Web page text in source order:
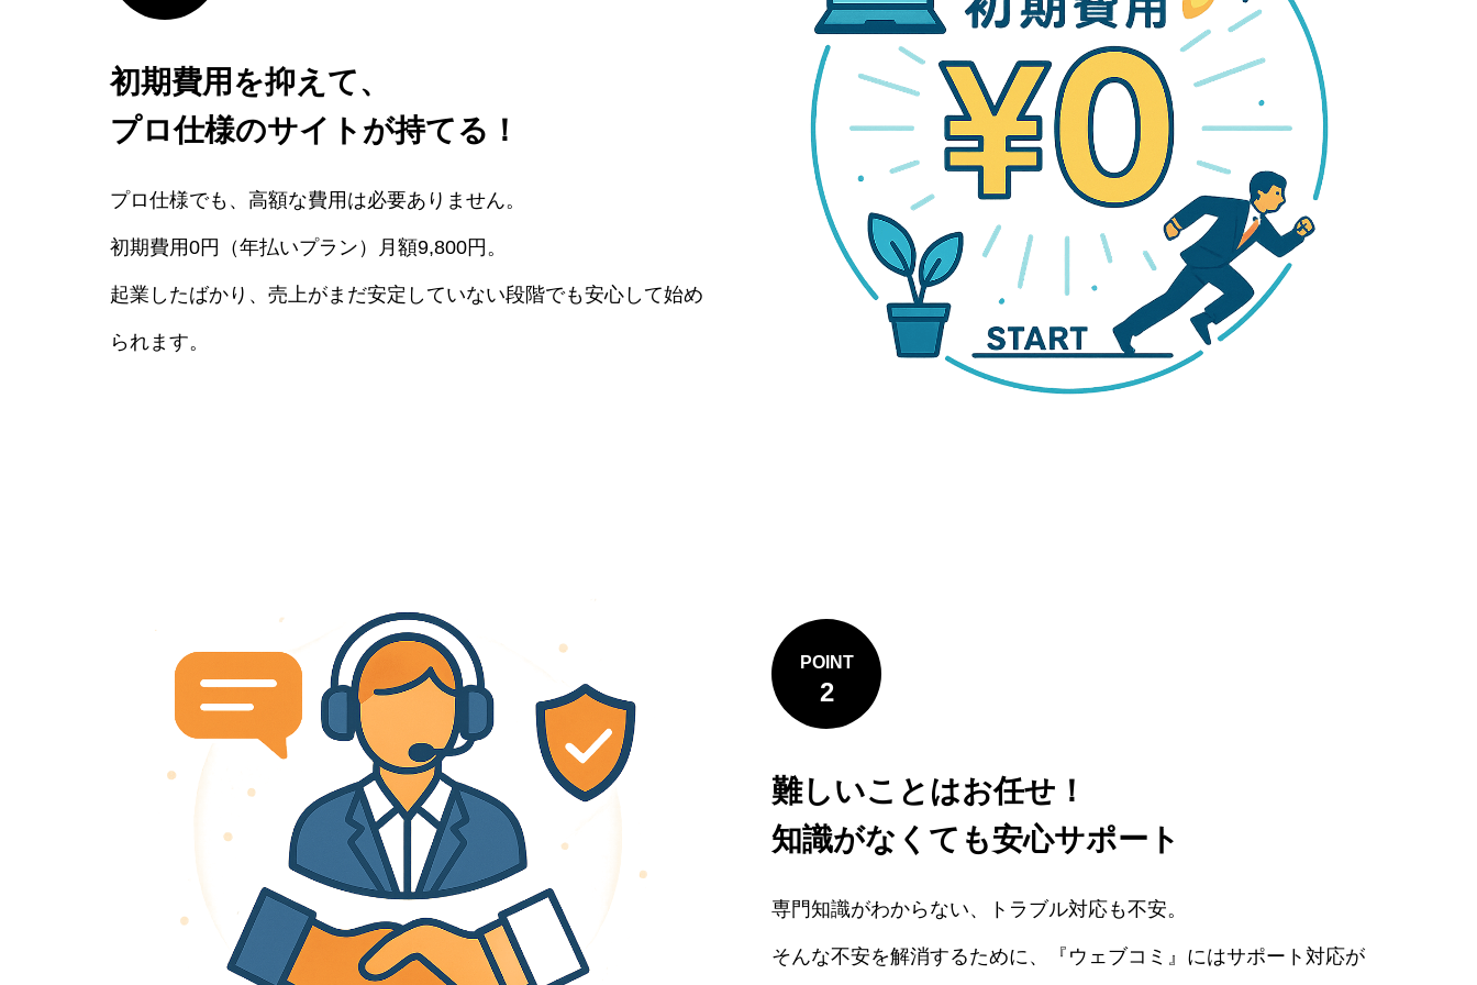
初期費用を抑えて、
プロ仕様のサイトが持てる！
プロ仕様でも、高額な費用は必要ありません。
初期費用0円（年払いプラン）月額9,800円。
起業したばかり、売上がまだ安定していない段階でも安心して始め
られます。
POINT
2
難しいことはお任せ！
知識がなくても安心サポート
専門知識がわからない、トラブル対応も不安。
そんな不安を解消するために、『ウェブコミ』にはサポート対応が